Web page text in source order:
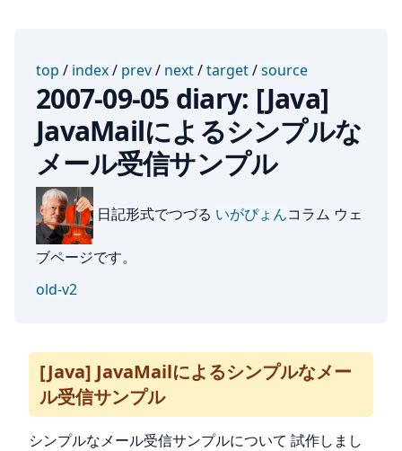
top / index/ prev/ next/target/source
2007-09-05 diary: [Java]
JavaMailによるシンプルな
メール受信サンプル
日記形式でつづる いがぴょんコラム ウェ
ブページです。
old-v2
[Java] JavaMailによるシンプルなメー
ル受信サンプル
シンプルなメール受信サンプルについて 試作しまし